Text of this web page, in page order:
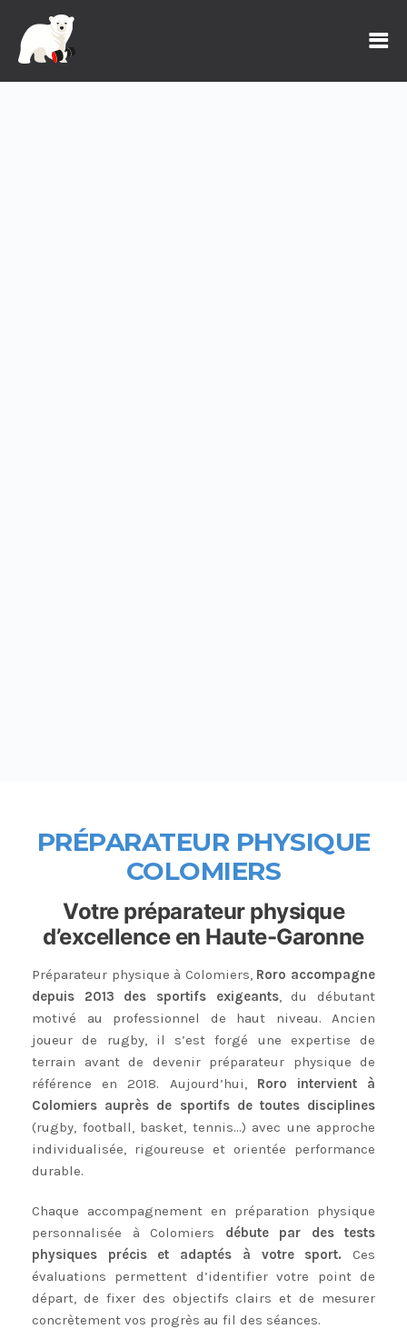
PRÉPARATEUR PHYSIQUE
COLOMIERS
Votre préparateur physique
d’excellence en Haute-Garonne
Préparateur physique à Colomiers, Roro accompagne
depuis 2013 des sportifs exigeants, du débutant
motivé au professionnel de haut niveau. Ancien
joueur de rugby, il s’est forgé une expertise de
terrain avant de devenir préparateur physique de
référence en 2018. Aujourd’hui, Roro intervient à
Colomiers auprès de sportifs de toutes disciplines
(rugby, football, basket, tennis…) avec une approche
individualisée, rigoureuse et orientée performance
durable.
Chaque accompagnement en préparation physique
personnalisée à Colomiers débute par des tests
physiques précis et adaptés à votre sport. Ces
évaluations permettent d’identifier votre point de
départ, de fixer des objectifs clairs et de mesurer
concrètement vos progrès au fil des séances.